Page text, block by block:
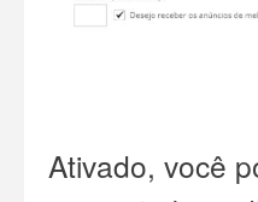
Ativado, você